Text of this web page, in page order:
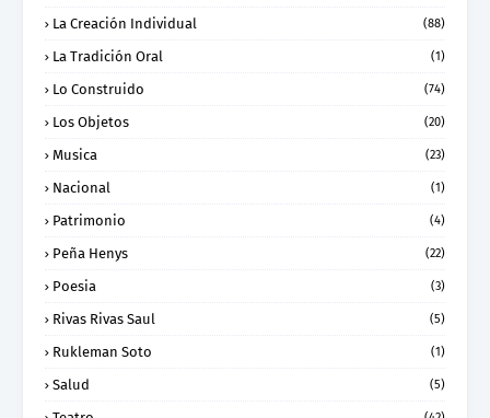
La Creación Individual (88)
La Tradición Oral (1)
Lo Construido (74)
Los Objetos (20)
Musica (23)
Nacional (1)
Patrimonio (4)
Peña Henys (22)
Poesia (3)
Rivas Rivas Saul (5)
Rukleman Soto (1)
Salud (5)